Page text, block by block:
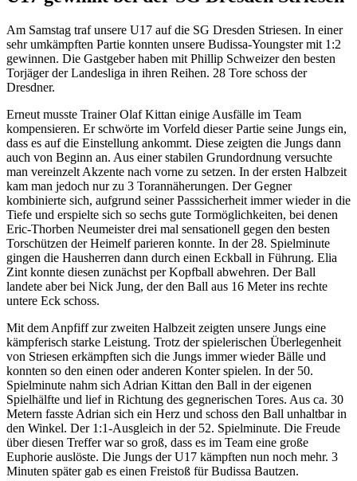
Am Samstag traf unsere U17 auf die SG Dresden Striesen. In einer
sehr umkämpften Partie konnten unsere Budissa-Youngster mit 1:2
gewinnen. Die Gastgeber haben mit Phillip Schweizer den besten
Torjäger der Landesliga in ihren Reihen. 28 Tore schoss der
Dresdner.
Erneut musste Trainer Olaf Kittan einige Ausfälle im Team
kompensieren. Er schwörte im Vorfeld dieser Partie seine Jungs ein,
dass es auf die Einstellung ankommt. Diese zeigten die Jungs dann
auch von Beginn an. Aus einer stabilen Grundordnung versuchte
man vereinzelt Akzente nach vorne zu setzen. In der ersten Halbzeit
kam man jedoch nur zu 3 Torannäherungen. Der Gegner
kombinierte sich, aufgrund seiner Passsicherheit immer wieder in die
Tiefe und erspielte sich so sechs gute Tormöglichkeiten, bei denen
Eric-Thorben Neumeister drei mal sensationell gegen den besten
Torschützen der Heimelf parieren konnte. In der 28. Spielminute
gingen die Hausherren dann durch einen Eckball in Führung. Elia
Zint konnte diesen zunächst per Kopfball abwehren. Der Ball
landete aber bei Nick Jung, der den Ball aus 16 Meter ins rechte
untere Eck schoss.
Mit dem Anpfiff zur zweiten Halbzeit zeigten unsere Jungs eine
kämpferisch starke Leistung. Trotz der spielerischen Überlegenheit
von Striesen erkämpften sich die Jungs immer wieder Bälle und
konnten so den einen oder anderen Konter spielen. In der 50.
Spielminute nahm sich Adrian Kittan den Ball in der eigenen
Spielhälfte und lief in Richtung des gegnerischen Tores. Aus ca. 30
Metern fasste Adrian sich ein Herz und schoss den Ball unhaltbar in
den Winkel. Der 1:1-Ausgleich in der 52. Spielminute. Die Freude
über diesen Treffer war so groß, dass es im Team eine große
Euphorie auslöste. Die Jungs der U17 kämpften nun noch mehr. 3
Minuten später gab es einen Freistoß für Budissa Bautzen.